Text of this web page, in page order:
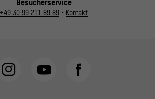
Besucherservice
+49 30 99 211 89 89• Kontakt